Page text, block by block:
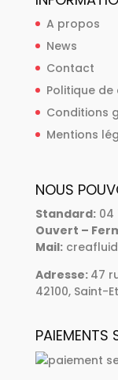
A propos
News
Contact
Politique
Conditions
Mentions
NOUS
Standard:04
Ouvert –
Mail:
Adresse: 47
42100, Saint-
PAIEMENTS